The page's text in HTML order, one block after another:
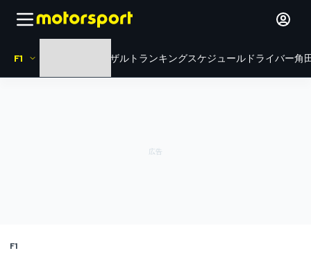
F1 リザルト ランキングスケジュール ドライバー角
F1